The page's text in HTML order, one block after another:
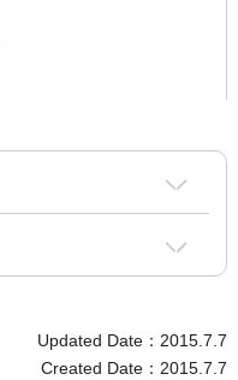
Updated Date：2015.7.7
Created Date：2015.7.7